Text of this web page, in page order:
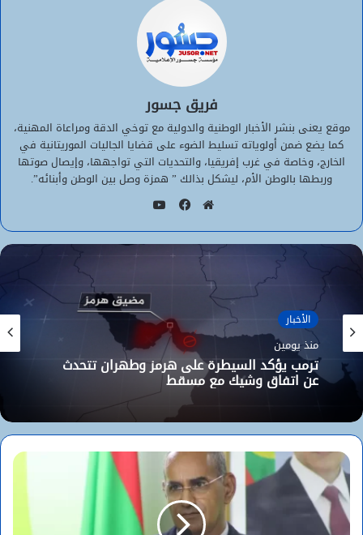
فريق جسور
موقع يعنى بنشر الأخبار الوطنية والدولية مع توخي الدقة ومراعاة المهنية،
كما يضع ضمن أولوياته تسليط الضوء على قضايا الجاليات الموريتانية في
الخارج، وخاصة في غرب إفريقيا، والتحديات التي تواجهها، وإيصال صوتها
وربطها بالوطن الأم، ليشكل بذالك ” همزة وصل بين الوطن وأبنائه”.
الويب
الأخبار
منذ يومين
ترمب يؤكد السيطرة على هرمز وطهران تتحدث
عن اتفاق وشيك مع مسقط